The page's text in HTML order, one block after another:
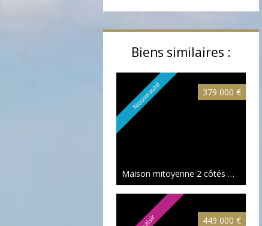
Biens similaires :
Nouveauté 379 000 €
Maison mitoyenne 2 côtés Wasquehal
449 000 €